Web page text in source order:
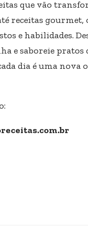
que vão
receitas
e habilidades.
e saboreie pratos
dia é uma